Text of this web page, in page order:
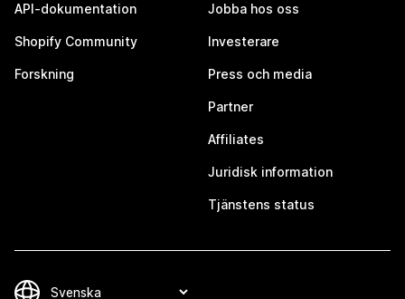
API-dokumentation
Shopify Community
Forskning
Jobba hos oss
Investerare
Press och media
Partner
Affiliates
Juridisk information
Tjänstens status